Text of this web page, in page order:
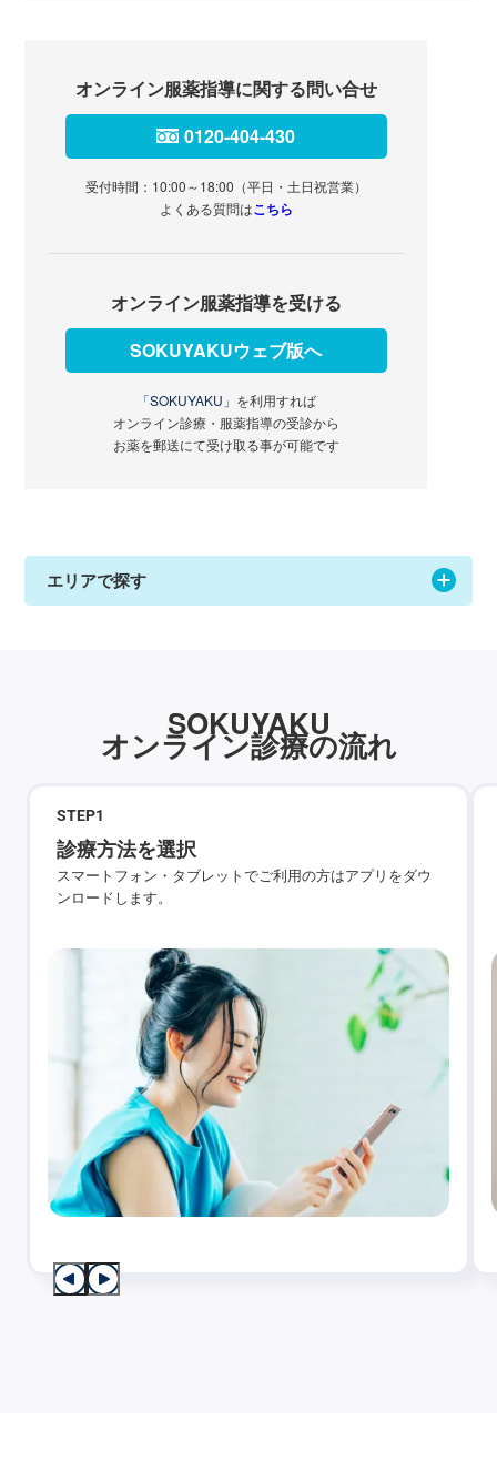
オンライン服薬指導に関する問い合せ
0120-404-430
受付時間：10:00～18:00（平日・土日祝営業）
よくある質問はこちら
オンライン服薬指導を受ける
SOKUYAKUウェブ版へ
「SOKUYAKU」 を利用すれば
オンライン診療・服薬指導の受診から
お薬を郵送にて受け取る事が可能です
エリアで探す
SOKUYAKU
オンライン診療の流れ
STEP1
診療方法を選択
スマートフォン・タブレットでご利用の方はアプリをダウ
ンロードします。